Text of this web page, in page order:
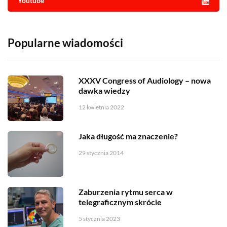
Popularne wiadomości
XXXV Congress of Audiology – nowa
dawka wiedzy
12 kwietnia 2022
Jaka długość ma znaczenie?
29 stycznia 2014
Zaburzenia rytmu serca w
telegraficznym skrócie
5 stycznia 2023